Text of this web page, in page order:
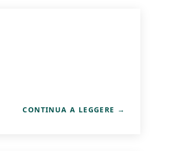
CONTINUA A LEGGERE